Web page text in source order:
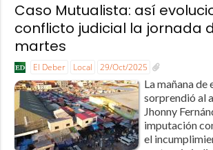
Caso Mutualista: así
conflicto judicial la jornada
martes
El Deber Local 29/Oct/2025
La mañana de
sorprendió al
Jhonny
imputación
el